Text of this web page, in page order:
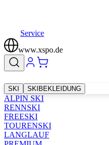
Service
www.xspo.de
SKI SKIBEKLEIDUNG
ALPIN SKI
RENNSKI
FREESKI
TOURENSKI
LANGLAUF